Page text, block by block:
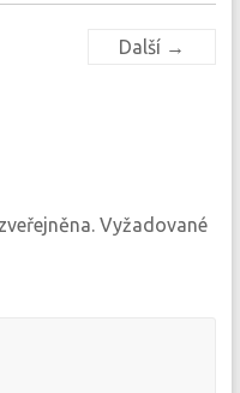
Další →
Vyžadované